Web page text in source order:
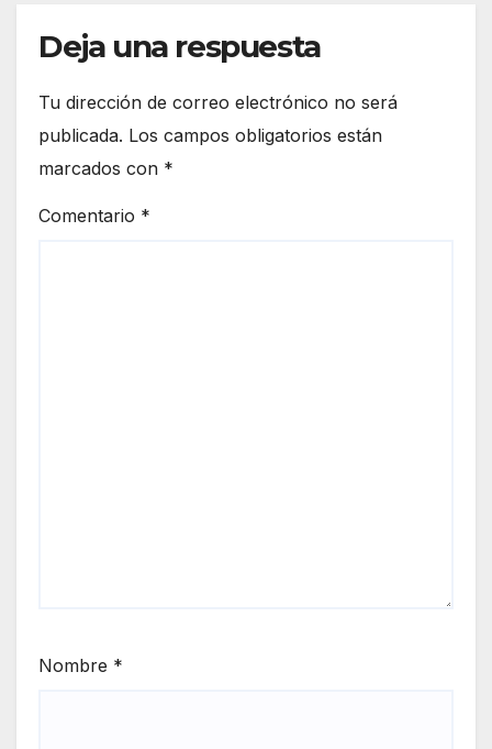
Deja una respuesta
Tu dirección de correo electrónico no será
publicada. Los campos obligatorios están
marcados con *
Comentario *
Nombre *